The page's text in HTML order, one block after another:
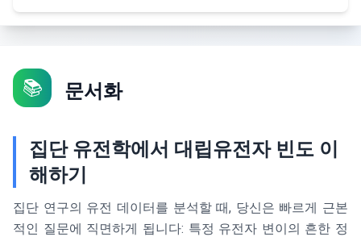
📚 문서화
집단 유전학에서 대립유전자 빈도 이
해하기
집단 연구의 유전 데이터를 분석할 때, 당신은 빠르게 근본
적인 질문에 직면하게 됩니다: 특정 유전자 변이의 흔한 정